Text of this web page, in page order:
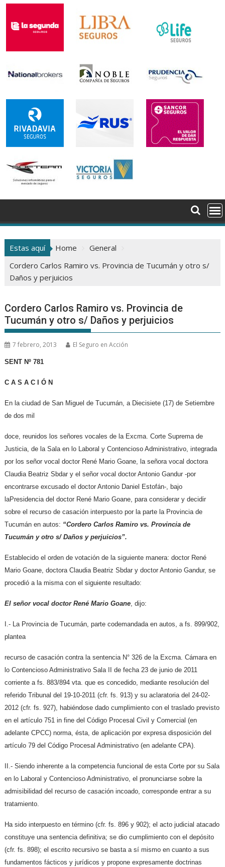
Estas aquí Home
General
Cordero Carlos Ramiro vs. Provincia de Tucumán y otro s/
Daños y perjuicios
Cordero Carlos Ramiro vs. Provincia de
Tucumán y otro s/ Daños y perjuicios
7 febrero, 2013 El Seguro en Acción
SENT Nº 781
C A S A C I Ó N
En la ciudad de San Miguel de Tucumán, a Diecisiete (17) de Setiembre
de dos mil
doce, reunidos los señores vocales de la Excma. Corte Suprema de
Justicia, de la Sala en lo Laboral y Contencioso Administrativo, integrada
por los señor vocal doctor René Mario Goane, la señora vocal doctora
Claudia Beatriz Sbdar y el señor vocal doctor Antonio Gandur -por
encontrarse excusado el doctor Antonio Daniel Estofán-, bajo
laPresidencia del doctor René Mario Goane, para considerar y decidir
sobre el recurso de casación interpuesto por la parte la Provincia de
Tucumán en autos: “Cordero Carlos Ramiro vs. Provincia de
Tucumán y otro s/ Daños y perjuicios”.
Establecido el orden de votación de la siguiente manera: doctor René
Mario Goane, doctora Claudia Beatriz Sbdar y doctor Antonio Gandur, se
procedió a la misma con el siguiente resultado:
El señor vocal doctor René Mario Goane, dijo:
I.- La Provincia de Tucumán, parte codemandada en autos, a fs. 899/902,
plantea
recurso de casación contra la sentencia N° 326 de la Excma. Cámara en
lo Contencioso Administrativo Sala II de fecha 23 de junio de 2011
corriente a fs. 883/894 vta. que es concedido, mediante resolución del
referido Tribunal del 19-10-2011 (cfr. fs. 913) y su aclaratoria del 24-02-
2012 (cfr. fs. 927), habiéndose dado cumplimiento con el traslado previsto
en el artículo 751 in fine del Código Procesal Civil y Comercial (en
adelante CPCC) norma, ésta, de aplicación por expresa disposición del
artículo 79 del Código Procesal Administrativo (en adelante CPA).
II.- Siendo inherente a la competencia funcional de esta Corte por su Sala
en lo Laboral y Contencioso Administrativo, el pronunciarse sobre la
admisibilidad del recurso de casación incoado, corresponde entrar a su
tratamiento.
Ha sido interpuesto en término (cfr. fs. 896 y 902); el acto judicial atacado
constituye una sentencia definitiva; se dio cumplimiento con el depósito
(cfr. fs. 898); el escrito recursivo se basta a sí mismo en cuanto a sus
fundamentos fácticos y jurídicos y propone expresamente doctrinas